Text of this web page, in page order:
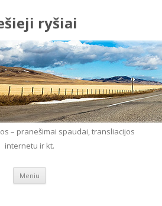
ryšiai
– pranešimai spaudai, transliacijos
internetu ir kt.
Meniu